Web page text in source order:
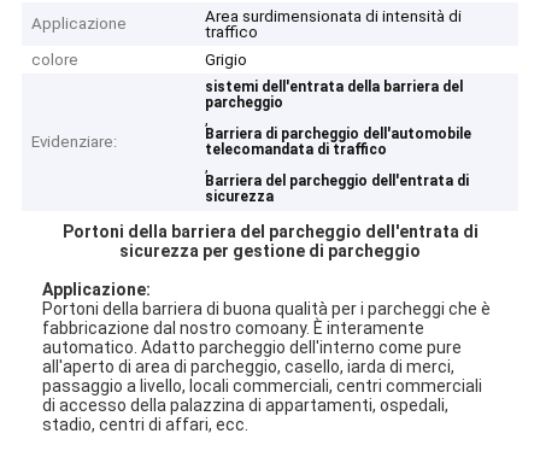
Applicazione
Area surdimensionata di intensità di
traffico
colore
Grigio
Evidenziare:
sistemi dell'entrata della barriera del
parcheggio
,
Barriera di parcheggio dell'automobile
telecomandata di traffico
,
Barriera del parcheggio dell'entrata di
sicurezza
Portoni della barriera del parcheggio dell'entrata di
sicurezza per gestione di parcheggio
Applicazione:
Portoni della barriera di buona qualità per i parcheggi che è
fabbricazione dal nostro comoany. È interamente
automatico. Adatto parcheggio dell'interno come pure
all'aperto di area di parcheggio, casello, iarda di merci,
passaggio a livello, locali commerciali, centri commerciali
di accesso della palazzina di appartamenti, ospedali,
stadio, centri di affari, ecc.